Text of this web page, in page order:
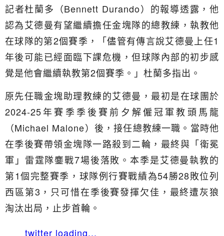
記者杜蘭多（Bennett Durando）的報導透露，他
認為艾德曼有望繼續擔任金塊隊的總教練，執教他
在球隊的第2個賽季，「儘管有傳言說艾德曼上任1
年後可能已經面臨下課危機，但球隊內部的初步感
覺是他會繼續執教第2個賽季。」杜蘭多指出。
原先任職金塊助理教練的艾德曼，最初是在球團於
2024-25年賽季季後賽前夕解僱冠軍教頭馬龍
（Michael Malone）後，接任總教練一職。當時他
在季後賽帶領金塊隊一路殺到二輪，最終與「衛冕
軍」雷霆隊鏖戰7場後落敗。本季是艾德曼執教的
第1個完整賽季，球隊例行賽戰績為54勝28敗位列
西區第3，只可惜在季後賽發揮欠佳，最終遭灰狼
淘汰出局，止步首輪。
twitter loading...